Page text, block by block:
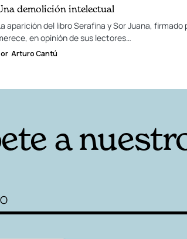
demolición intelectual
aparición del libro Serafina y Sor Juana,
en opinión de sus lectores…
Arturo Cantú
a